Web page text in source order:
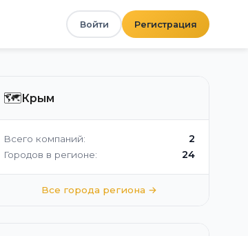
Войти Регистрация
🗺️Крым
Всего компаний: 2
Городов в регионе: 24
Все города региона →